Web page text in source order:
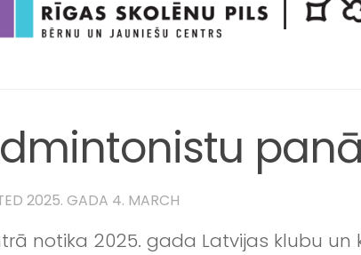
2025. GADA 4. MARCH
notika 2025. gada Latvijas klubu